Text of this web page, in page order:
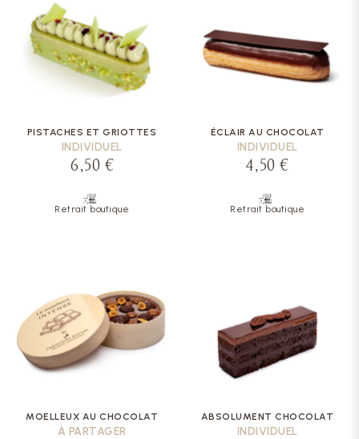
PISTACHES ET GRIOTTES
INDIVIDUEL
6,50 €
Retrait boutique
ÉCLAIR AU CHOCOLAT
INDIVIDUEL
4,50 €
Retrait boutique
MOELLEUX AU CHOCOLAT
À PARTAGER
ABSOLUMENT CHOCOLAT
INDIVIDUEL